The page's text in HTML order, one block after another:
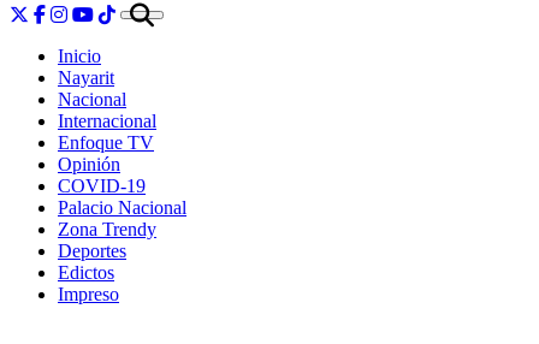
Inicio
Nayarit
Nacional
Internacional
Enfoque TV
Opinión
COVID-19
Palacio Nacional
Zona Trendy
Deportes
Edictos
Impreso